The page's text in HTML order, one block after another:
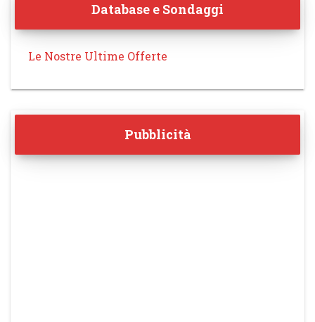
Database e Sondaggi
Le Nostre Ultime Offerte
Pubblicità